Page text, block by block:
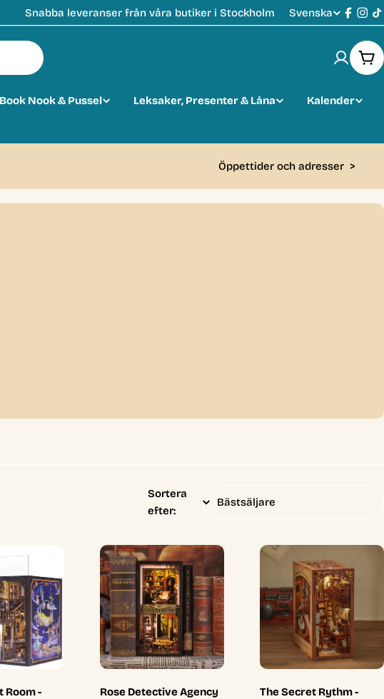
Snabba leveranser från våra butiker i Stockholm
S
k
Svenska
Book Nook & Pussel Leksaker, Presenter & Låna
Kalender
Öppettider och adresser >
Sortera
efter:
Room -
Rose Detective Agency
The Secret Rythm -